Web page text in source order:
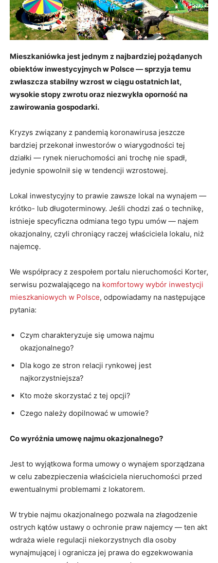
Mieszkaniówka jest jednym z najbardziej pożądanych
obiektów inwestycyjnych w Polsce ― sprzyja temu
zwłaszcza stabilny wzrost w ciągu ostatnich lat,
wysokie stopy zwrotu oraz niezwykła oporność na
zawirowania gospodarki.
Kryzys związany z pandemią koronawirusa jeszcze
bardziej przekonał inwestorów o wiarygodności tej
działki ― rynek nieruchomości ani trochę nie spadł,
jedynie spowolnił się w tendencji wzrostowej.
Lokal inwestycyjny to prawie zawsze lokal na wynajem ―
krótko- lub długoterminowy. Jeśli chodzi zaś o technikę,
istnieje specyficzna odmiana tego typu umów ― najem
okazjonalny, czyli chroniący raczej właściciela lokalu, niż
najemcę.
We współpracy z zespołem portalu nieruchomości Korter,
serwisu pozwalającego na komfortowy wybór inwestycji
mieszkaniowych w Polsce, odpowiadamy na następujące
pytania:
Czym charakteryzuje się umowa najmu
okazjonalnego?
Dla kogo ze stron relacji rynkowej jest
najkorzystniejsza?
Kto może skorzystać z tej opcji?
Czego należy dopilnować w umowie?
Co wyróżnia umowę najmu okazjonalnego?
Jest to wyjątkowa forma umowy o wynajem sporządzana
w celu zabezpieczenia właściciela nieruchomości przed
ewentualnymi problemami z lokatorem.
W trybie najmu okazjonalnego pozwala na złagodzenie
ostrych kątów ustawy o ochronie praw najemcy ― ten akt
wdraża wiele regulacji niekorzystnych dla osoby
wynajmującej i ogranicza jej prawa do egzekwowania